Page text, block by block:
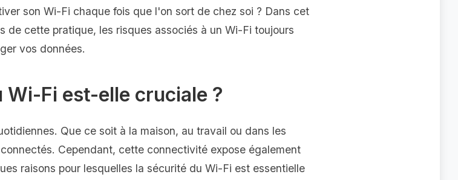
son Wi-Fi chaque fois que l'on sort de chez soi ? Dans cet
de cette pratique, les risques associés à un Wi-Fi toujours
vos données.
Wi-Fi est-elle cruciale ?
Que ce soit à la maison, au travail ou dans les
Cependant, cette connectivité expose également
raisons pour lesquelles la sécurité du Wi-Fi est essentielle